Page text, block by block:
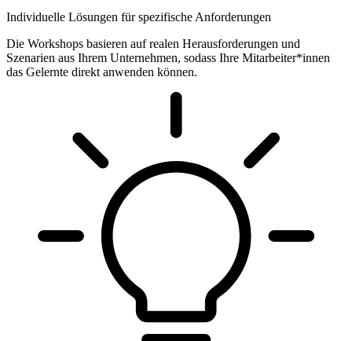
Individuelle Lösungen für spezifische Anforderungen
Die Workshops basieren auf realen Herausforderungen und
Szenarien aus Ihrem Unternehmen, sodass Ihre Mitarbeiter*innen
das Gelernte direkt anwenden können.